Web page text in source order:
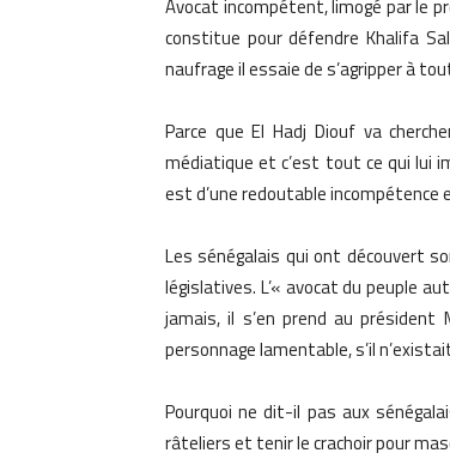
Avocat incompétent, limogé par le
constitue pour défendre Khalifa
naufrage il essaie de s’agripper à
Parce que El Hadj Diouf va
médiatique et c’est tout ce qui lui
est d’une redoutable incompétence
Les sénégalais qui ont découvert
législatives. L’« avocat du peuple
jamais, il s’en prend au
personnage lamentable, s’il
Pourquoi ne dit-il pas aux
râteliers et tenir le crachoir pour